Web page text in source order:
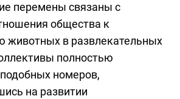
перемены связаны с
общества к
животных в развлекательных
полностью
номеров,
на развитии